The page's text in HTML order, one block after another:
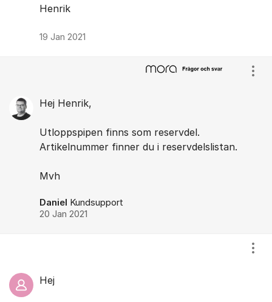
Henrik
19 Jan 2021
Hej Henrik,
Utloppspipen finns som reservdel.
Artikelnummer finner du i reservdelslistan.
Mvh
Daniel Kundsupport
20 Jan 2021
Hej